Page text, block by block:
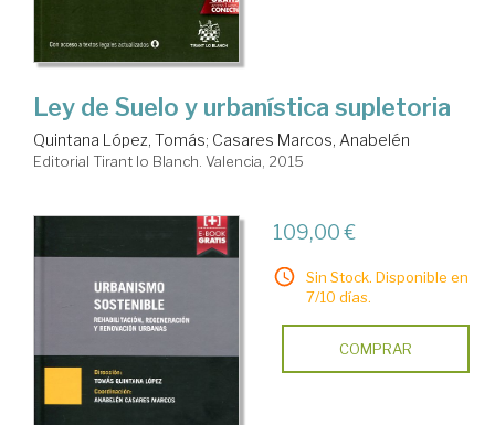
Ley de Suelo y urbanística supletoria
Quintana López, Tomás; Casares Marcos, Anabelén
Editorial Tirant lo Blanch. Valencia, 2015
109,00 €
Sin Stock. Disponible en
7/10 días.
COMPRAR